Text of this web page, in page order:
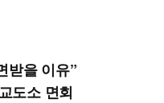
받을 이유”
도소 면회